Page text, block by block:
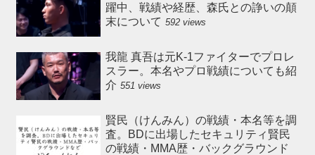
躍中、戦績や経歴、森氏との諍いの顛
末について 592 views
我龍 真吾は元K-1ファイターでプロレ
スラー。本名やプロ戦績についても紹
介 551 views
賢民（けんみん）の戦績・本名等を調
査。BDに出場したセキュリティ賢民
の戦績・MMA歴・バックグラウンド